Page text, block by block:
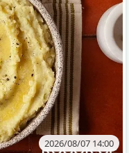
2026/08/07 14:00